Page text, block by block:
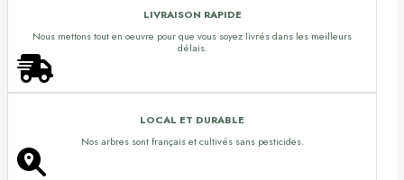
LIVRAISON RAPIDE
Nous mettons tout en oeuvre pour que vous soyez livrés dans les meilleurs
délais.
LOCAL ET DURABLE
Nos arbres sont français et cultivés sans pesticides.